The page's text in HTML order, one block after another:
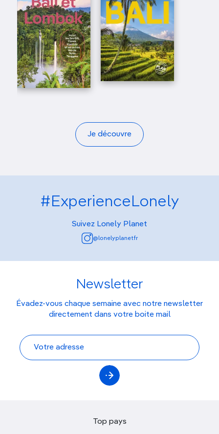
Je découvre
#ExperienceLonely
Suivez Lonely Planet
@lonelyplanetfr
Newsletter
Évadez-vous chaque semaine avec notre newsletter
directement dans votre boite mail
Top pays